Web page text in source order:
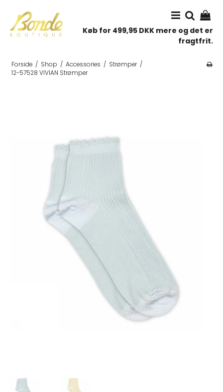
Køb for 499,95 DKK mere og det er
fragtfrit.
Forside / Shop / Accessories / Strømper /
12-57528 VIVIAN Strømper